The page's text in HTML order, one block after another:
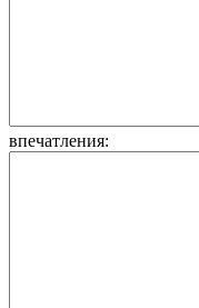
впечатления: